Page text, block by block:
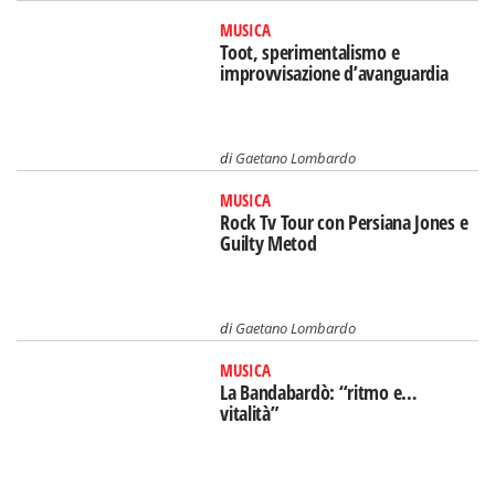
MUSICA
Toot, sperimentalismo e
improvvisazione d’avanguardia
diGaetano Lombardo
MUSICA
Rock Tv Tour con Persiana Jones e
Guilty Metod
diGaetano Lombardo
MUSICA
La Bandabardò: “ritmo e…
vitalità”